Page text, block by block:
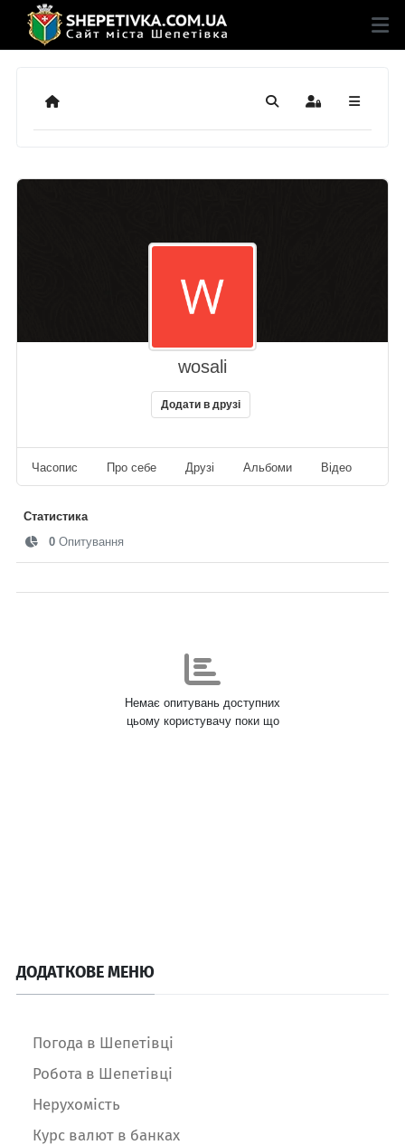
Додому ПошукSign In
wosali
Додати в друзі
Часопис Про себе Друзі Альбоми Відео
Статистика
0 Опитування
Немає опитувань доступних
цьому користувачу поки що
ДОДАТКОВЕ МЕНЮ
Погода в Шепетівці
Робота в Шепетівці
Нерухомість
Курс валют в банках